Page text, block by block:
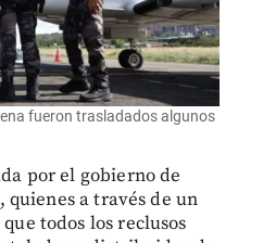
fueron trasladados algunos
por el gobierno de
a través de un
todos los reclusos